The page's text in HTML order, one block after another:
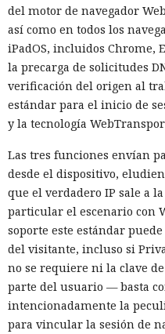
del motor de navegador
así como en todos los
iPadOS, incluidos Chrome,
la precarga de solicitudes
verificación del origen al
estándar para el inicio de
y la tecnología
Las tres funciones envían
desde el dispositivo,
que el verdadero IP sale a
particular el escenario con
soporte este estándar
del visitante, incluso si
no se requiere ni la clave
parte del usuario — basta
intencionadamente la
para vincular la sesión de